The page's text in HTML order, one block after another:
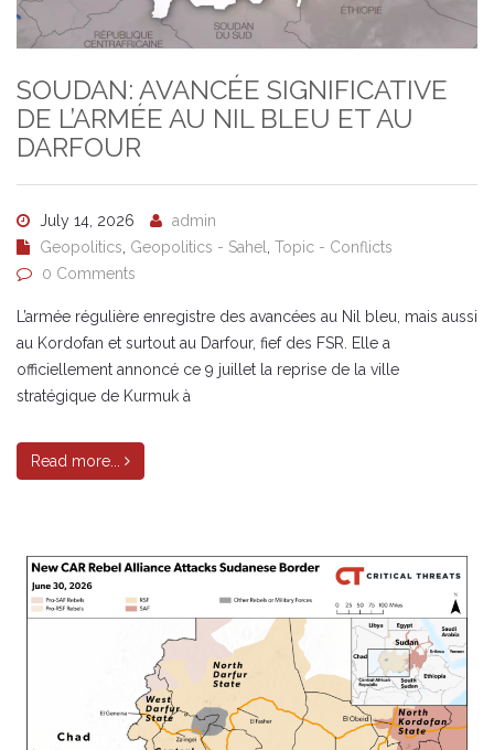
SOUDAN: AVANCÉE SIGNIFICATIVE
DE L’ARMÉE AU NIL BLEU ET AU
DARFOUR
July 14, 2026
admin
Geopolitics, Geopolitics - Sahel, Topic - Conflicts
0 Comments
L’armée régulière enregistre des avancées au Nil bleu, mais aussi
au Kordofan et surtout au Darfour, fief des FSR. Elle a
officiellement annoncé ce 9 juillet la reprise de la ville
stratégique de Kurmuk à
Read more...